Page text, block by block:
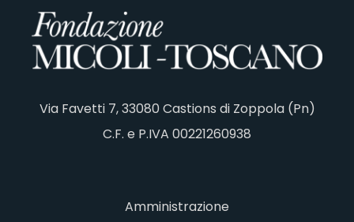
Via Favetti 7, 33080 Castions di Zoppola (Pn)
C.F. e P.IVA 00221260938
Amministrazione